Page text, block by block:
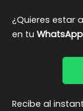
¿Quieres estar
en tu WhatsApp
Recibe al